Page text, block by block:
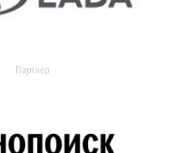
Партнер